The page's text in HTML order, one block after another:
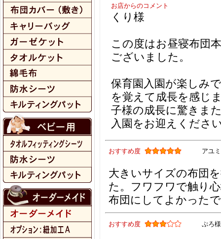
お店からのコメント
くり様
この度はお昼寝布団
ございました。
保育園入園が楽しみ
を覚えて成長を感じ
子様の成長に驚きま
入園をお迎えくださ
おすすめ度 アユ
大きいサイズの布団
た。フワフワで触り
布団にしてよかった
おすすめ度 ぷろ様